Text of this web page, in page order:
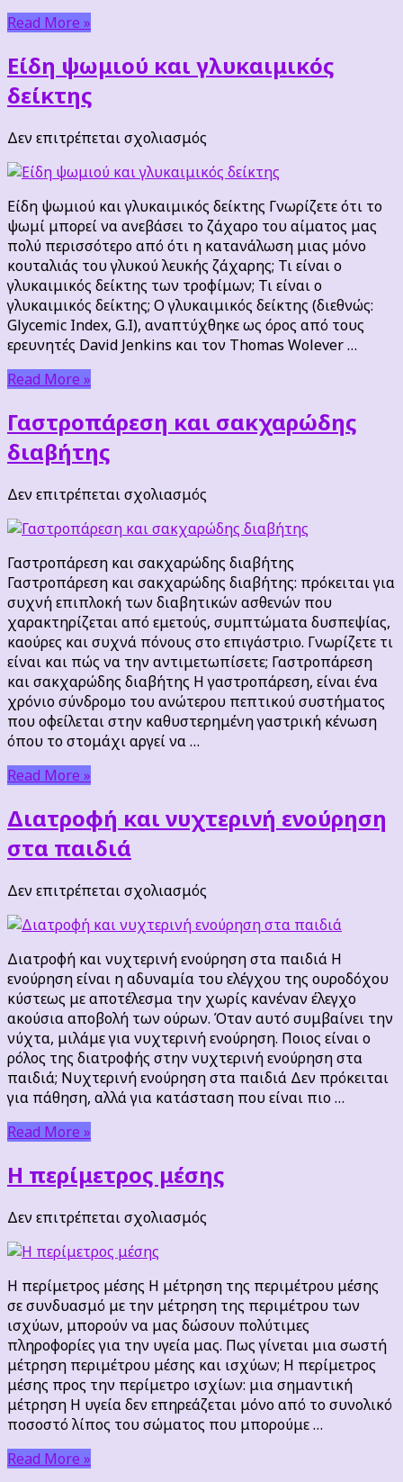
Read More »
Είδη ψωμιού και γλυκαιμικός
δείκτης
Δεν επιτρέπεται σχολιασμός
ψωμιού
και
γλυκαιμικός
δείκτης
Είδη ψωμιού και γλυκαιμικός δείκτης Γνωρίζετε ότι το
ψωμί μπορεί να ανεβάσει το ζάχαρο του αίματος μας
πολύ περισσότερο από ότι η κατανάλωση μιας μόνο
κουταλιάς του γλυκού λευκής ζάχαρης; Τι είναι ο
γλυκαιμικός δείκτης των τροφίμων; Τι είναι ο
γλυκαιμικός δείκτης; Ο γλυκαιμικός δείκτης (διεθνώς:
Glycemic Index, G.I), αναπτύχθηκε ως όρος από τους
ερευνητές David Jenkins και τον Thomas Wolever …
Read More »
Γαστροπάρεση και σακχαρώδης
διαβήτης
Δεν επιτρέπεται σχολιασμός
και
σακχαρώδης
διαβήτης
Γαστροπάρεση και σακχαρώδης διαβήτης
Γαστροπάρεση και σακχαρώδης διαβήτης: πρόκειται για
συχνή επιπλοκή των διαβητικών ασθενών που
χαρακτηρίζεται από εμετούς, συμπτώματα δυσπεψίας,
καούρες και συχνά πόνους στο επιγάστριο. Γνωρίζετε τι
είναι και πώς να την αντιμετωπίσετε; Γαστροπάρεση
και σακχαρώδης διαβήτης Η γαστροπάρεση, είναι ένα
χρόνιο σύνδρομο του ανώτερου πεπτικού συστήματος
που οφείλεται στην καθυστερημένη γαστρική κένωση
όπου το στομάχι αργεί να …
Read More »
Διατροφή και νυχτερινή ενούρηση
στα παιδιά
Δεν επιτρέπεται σχολιασμός
και
νυχτερινή
ενούρηση
στα
παιδιά
Διατροφή και νυχτερινή ενούρηση στα παιδιά Η
ενούρηση είναι η αδυναμία του ελέγχου της ουροδόχου
κύστεως με αποτέλεσμα την χωρίς κανέναν έλεγχο
ακούσια αποβολή των ούρων. Όταν αυτό συμβαίνει την
νύχτα, μιλάμε για νυχτερινή ενούρηση. Ποιος είναι ο
ρόλος της διατροφής στην νυχτερινή ενούρηση στα
παιδιά; Νυχτερινή ενούρηση στα παιδιά Δεν πρόκειται
για πάθηση, αλλά για κατάσταση που είναι πιο …
Read More »
Η περίμετρος μέσης
Δεν επιτρέπεται σχολιασμός
Η περίμετρος μέσης Η μέτρηση της περιμέτρου μέσης
σε συνδυασμό με την μέτρηση της περιμέτρου των
ισχύων, μπορούν να μας δώσουν πολύτιμες
πληροφορίες για την υγεία μας. Πως γίνεται μια σωστή
μέτρηση περιμέτρου μέσης και ισχύων; Η περίμετρος
μέσης προς την περίμετρο ισχίων: μια σημαντική
μέτρηση Η υγεία δεν επηρεάζεται μόνο από το συνολικό
ποσοστό λίπος του σώματος που μπορούμε …
Read More »